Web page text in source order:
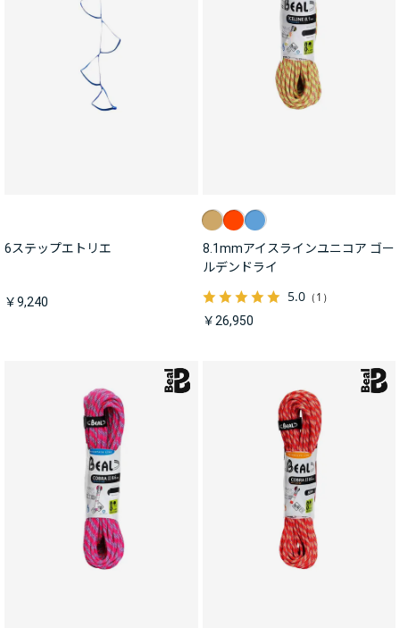
6ステップエトリエ
￥9,240
8.1mmアイスラインユニコア ゴー
ルデンドライ
5.0（1）
￥26,950